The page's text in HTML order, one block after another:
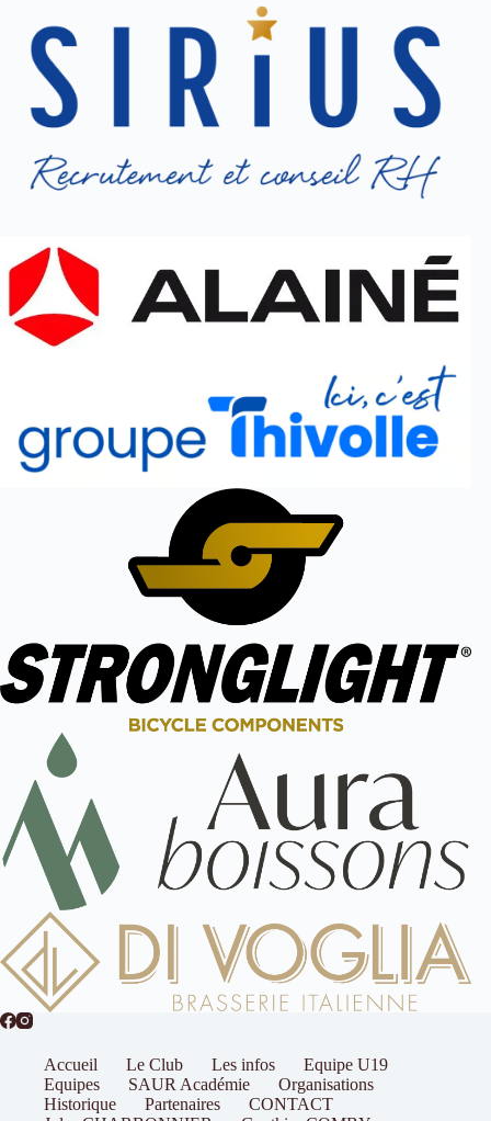
Accueil Le Club Les infos
Equipe U19
Equipes
SAUR Académie
Organisations
Historique
Partenaires
CONTACT